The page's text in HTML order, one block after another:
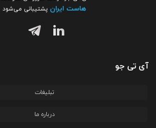
هاست ایران پشتیبانی می‌شود
آی تی جو
تبلیغات
درباره ما